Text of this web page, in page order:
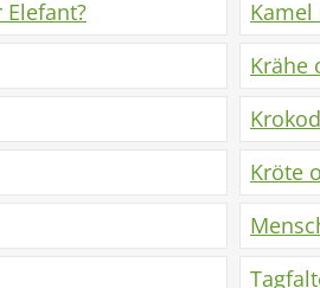
Krähe
Kröte